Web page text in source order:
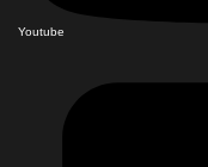
Youtube